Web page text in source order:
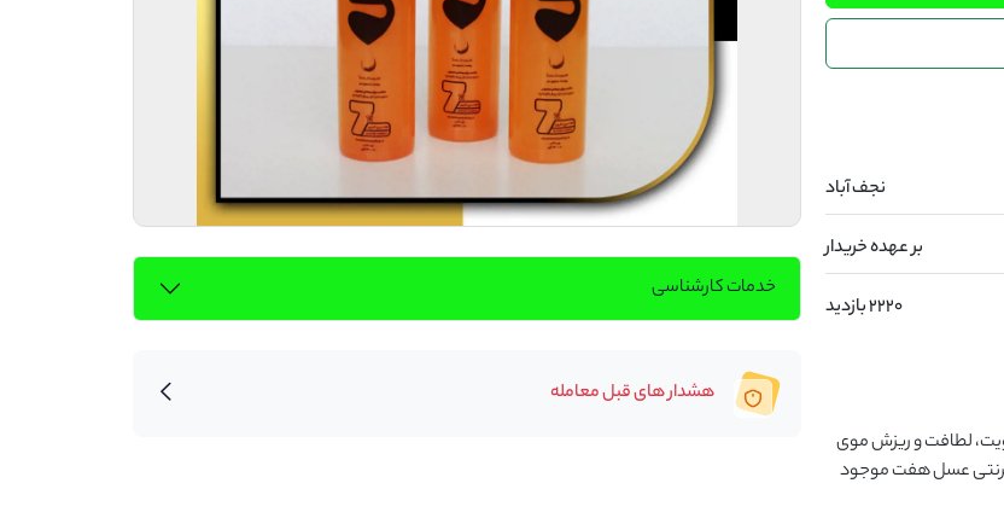
نجف آباد
بر عهده خریدار
2220 بازدید
خدمات کارشناسی
هشدار های قبل معامله